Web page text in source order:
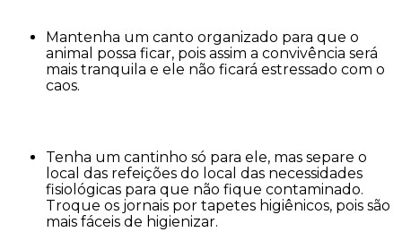
Mantenha um canto organizado para que o
animal possa ficar, pois assim a convivência será
mais tranquila e ele não ficará estressado com o
caos.
Tenha um cantinho só para ele, mas separe o
local das refeições do local das necessidades
fisiológicas para que não fique contaminado.
Troque os jornais por tapetes higiênicos, pois são
mais fáceis de higienizar.